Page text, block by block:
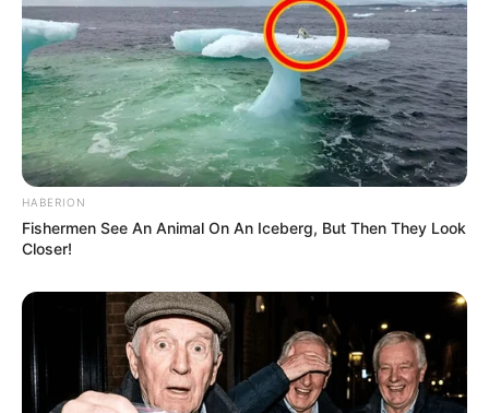
HABERION
Fishermen See An Animal On An Iceberg, But Then They Look
Closer!